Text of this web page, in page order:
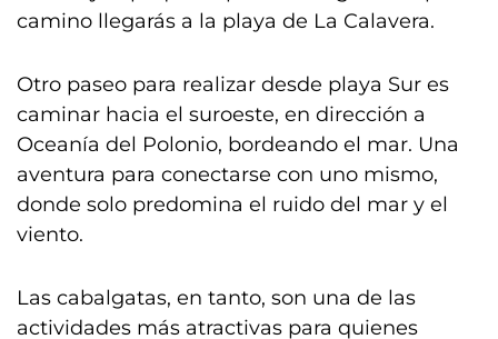
camino llegarás a la playa de La Calavera.
Otro paseo para realizar desde playa Sur es
caminar hacia el suroeste, en dirección a
Oceanía del Polonio, bordeando el mar. Una
aventura para conectarse con uno mismo,
donde solo predomina el ruido del mar y el
viento.
Las cabalgatas, en tanto, son una de las
actividades más atractivas para quienes